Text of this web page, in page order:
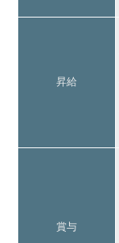
昇給
賞与